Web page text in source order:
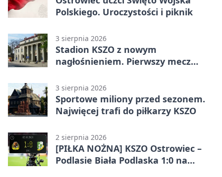
Polskiego. Uroczystości i piknik
3 sierpnia 2026
Stadion KSZO z nowym
nagłośnieniem. Pierwszy mecz
3 sierpnia 2026
Sportowe miliony przed sezonem.
Najwięcej trafi do piłkarzy KSZO
2 sierpnia 2026
[PIŁKA NOŻNA] KSZO Ostrowiec –
Podlasie Biała Podlaska 1:0 na